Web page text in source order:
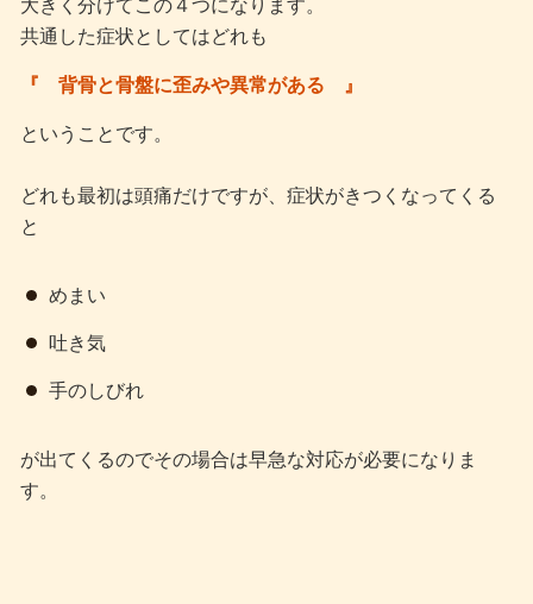
大きく分けてこの４つになります。
共通した症状としてはどれも
『 背骨と骨盤に歪みや異常がある 』
ということです。
どれも最初は頭痛だけですが、症状がきつくなってくる
と
めまい
吐き気
手のしびれ
が出てくるのでその場合は早急な対応が必要になりま
す。